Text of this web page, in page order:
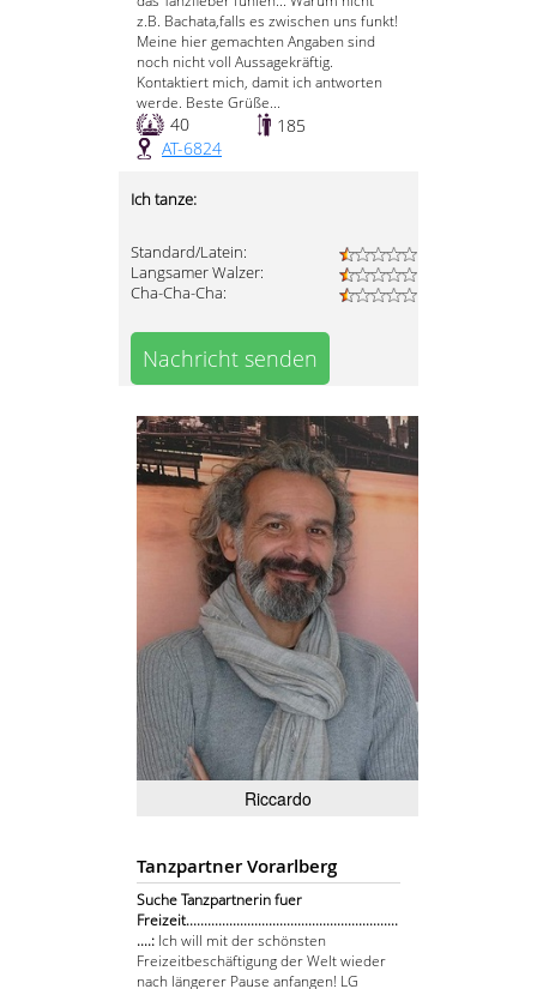
z.B. Bachata,falls es zwischen uns funkt!
Meine hier gemachten Angaben sind
noch nicht voll Aussagekräftig.
Kontaktiert mich, damit ich antworten
werde. Beste Grüße...
40
185
AT-6824
Ich tanze:
Standard/Latein:
Langsamer Walzer:
Cha-Cha-Cha:
Nachricht senden
Riccardo
Tanzpartner Vorarlberg
Suche Tanzpartnerin fuer
Freizeit...........................................................
....: Ich will mit der schönsten
Freizeitbeschäftigung der Welt wieder
nach längerer Pause anfangen! LG